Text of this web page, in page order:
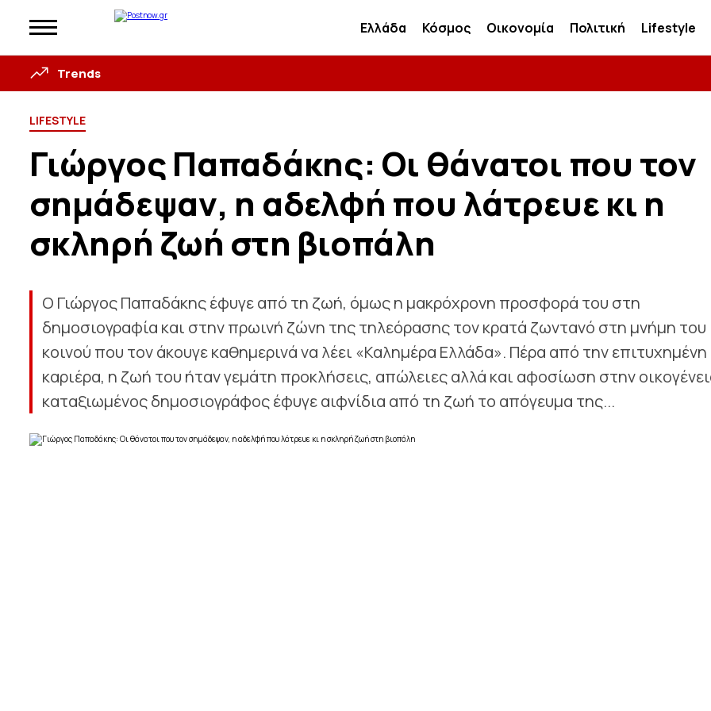
Ελλάδα Κόσμος Οικονομία Πολιτική Lifestyle
Trends
LIFESTYLE
Γιώργος Παπαδάκης: Οι θάνατοι που τον
σημάδεψαν, η αδελφή που λάτρευε κι η
σκληρή ζωή στη βιοπάλη
Ο Γιώργος Παπαδάκης έφυγε από τη ζωή, όμως η μακρόχρονη προσφορά του στη
δημοσιογραφία και στην πρωινή ζώνη της τηλεόρασης τον κρατά ζωντανό στη μνήμη του
κοινού που τον άκουγε καθημερινά να λέει «Καλημέρα Ελλάδα». Πέρα από την
καριέρα, η ζωή του ήταν γεμάτη προκλήσεις, απώλειες αλλά και αφοσίωση στην
καταξιωμένος δημοσιογράφος έφυγε αιφνίδια από τη ζωή το απόγευμα της...